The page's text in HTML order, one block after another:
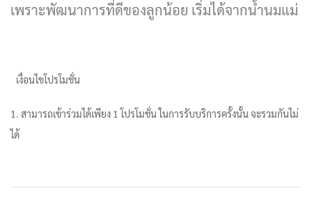
เพราะพัฒนาการที่ดีของลูกน้อย เริ่มได้จากน้ำนมแม่
เงื่อนไขโปรโมชั่น
1. สามารถเข้าร่วมได้เพียง 1 โปรโมชั่น ในการรับบริการครั้งนั้น จะรวมกันไม่
ได้